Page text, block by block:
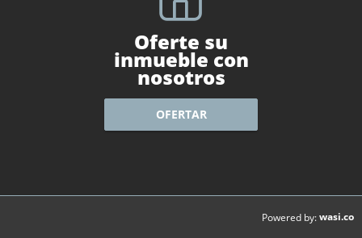
Oferte su
inmueble con
nosotros
OFERTAR
Powered by:wasi.co